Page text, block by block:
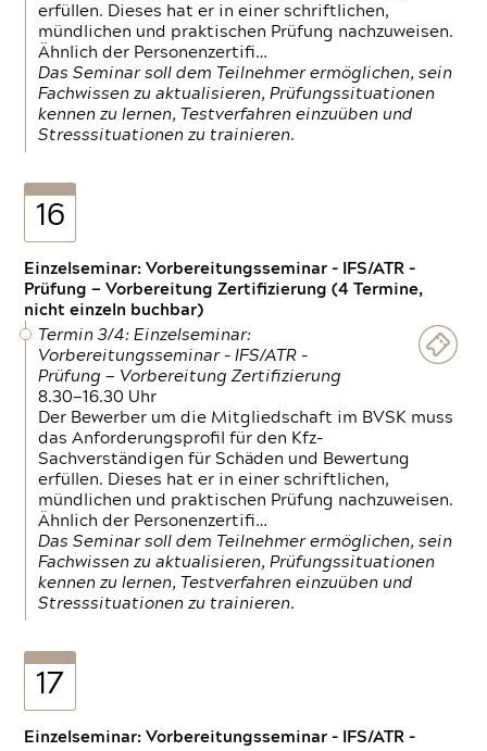
erfüllen. Dieses hat er in einer schriftlichen,
mündlichen und praktischen Prüfung nachzuweisen.
Ähnlich der Personenzertifi…
Das Seminar soll dem Teilnehmer ermöglichen, sein
Fachwissen zu aktualisieren, Prüfungssituationen
kennen zu lernen, Testverfahren einzuüben und
Stresssituationen zu trainieren.
16
Einzelseminar: Vorbereitungsseminar - IFS/ATR -
Prüfung — Vorbereitung Zertifizierung (4 Termine,
nicht einzeln buchbar)
Termin 3/4: Einzelseminar:
Vorbereitungsseminar - IFS/ATR -
Prüfung — Vorbereitung Zertifizierung
8.30—16.30 Uhr
Der Bewerber um die Mitgliedschaft im BVSK muss
das Anforderungsprofil für den Kfz-
Sachverständigen für Schäden und Bewertung
erfüllen. Dieses hat er in einer schriftlichen,
mündlichen und praktischen Prüfung nachzuweisen.
Ähnlich der Personenzertifi…
Das Seminar soll dem Teilnehmer ermöglichen, sein
Fachwissen zu aktualisieren, Prüfungssituationen
kennen zu lernen, Testverfahren einzuüben und
Stresssituationen zu trainieren.
17
Einzelseminar: Vorbereitungsseminar - IFS/ATR -